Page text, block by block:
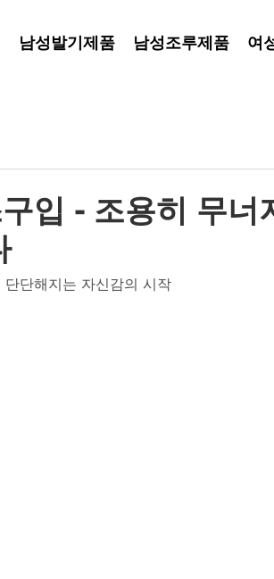
남성발기제품 남성조루제품 여
입 - 조용히 무너
단해지는 자신감의 시작